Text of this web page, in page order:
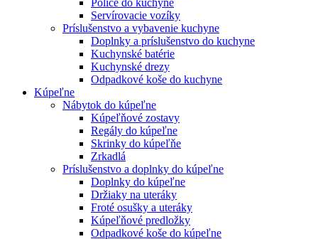
Police do kuchyne
Servírovacie vozíky
Príslušenstvo a vybavenie kuchyne
Doplnky a príslušenstvo do kuchyne
Kuchynské batérie
Kuchynské drezy
Odpadkové koše do kuchyne
Kúpeľne
Nábytok do kúpeľne
Kúpeľňové zostavy
Regály do kúpeľne
Skrinky do kúpeľňe
Zrkadlá
Príslušenstvo a doplnky do kúpeľne
Doplnky do kúpeľne
Držiaky na uteráky
Froté osušky a uteráky
Kúpeľňové predložky
Odpadkové koše do kúpeľne